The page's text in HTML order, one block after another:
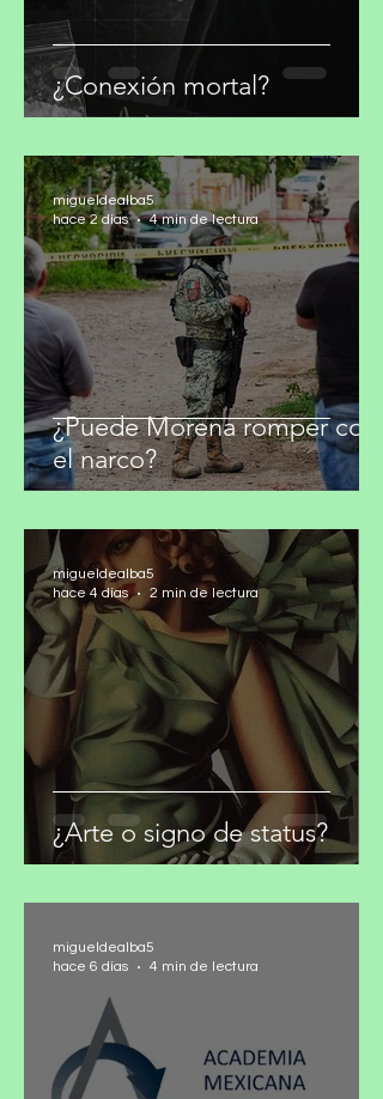
¿Conexión mortal?
¿Puede Morena romper con
el narco?
migueldealba5
hace 2 días
4 min de lectura
¿Arte o signo de status?
migueldealba5
hace 4 días
2 min de lectura
hace 6 días